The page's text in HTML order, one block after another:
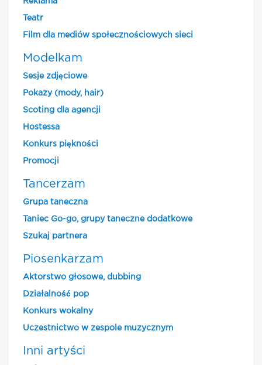
Teatr
Film dla mediów społecznościowych sieci
Modelkam
Sesje zdjęciowe
Pokazy (mody, hair)
Scoting dla agencji
Hostessa
Konkurs piękności
Promocji
Tancerzam
Grupa taneczna
Taniec Go-go, grupy taneczne dodatkowe
Szukaj partnera
Piosenkarzam
Aktorstwo głosowe, dubbing
Działalność pop
Konkurs wokalny
Uczestnictwo w zespole muzycznym
Inni artyści